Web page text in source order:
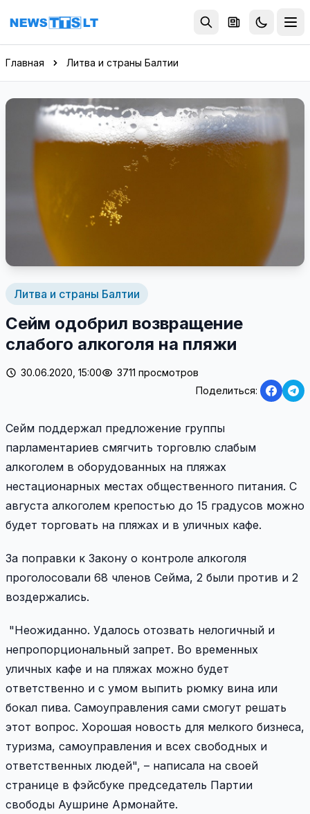
Перейти к содержимому
Главная Литва и страны Балтии
Литва и страны Балтии
Сейм одобрил возвращение
слабого алкоголя на пляжи
30.06.2020, 15:00
3711 просмотров
Поделиться:
Сейм поддержал предложение группы
парламентариев смягчить торговлю слабым
алкоголем в оборудованных на пляжах
нестационарных местах общественного питания. С
августа алкоголем крепостью до 15 градусов можно
будет торговать на пляжах и в уличных кафе.
За поправки к Закону о контроле алкоголя
проголосовали 68 членов Сейма, 2 были против и 2
воздержались.
"Неожиданно. Удалось отозвать нелогичный и
непропорциональный запрет. Во временных
уличных кафе и на пляжах можно будет
ответственно и с умом выпить рюмку вина или
бокал пива. Самоуправления сами смогут решать
этот вопрос. Хорошая новость для мелкого бизнеса,
туризма, самоуправления и всех свободных и
ответственных людей", – написала на своей
странице в фэйсбуке председатель Партии
свободы Аушрине Армонайте.